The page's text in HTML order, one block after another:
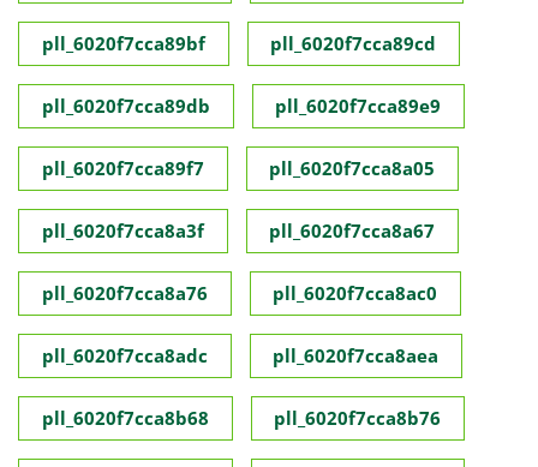
pll_6020f7cca89bf pll_6020f7cca89cd
pll_6020f7cca89db pll_6020f7cca89e9
pll_6020f7cca89f7 pll_6020f7cca8a05
pll_6020f7cca8a3f pll_6020f7cca8a67
pll_6020f7cca8a76 pll_6020f7cca8ac0
pll_6020f7cca8adc pll_6020f7cca8aea
pll_6020f7cca8b68 pll_6020f7cca8b76